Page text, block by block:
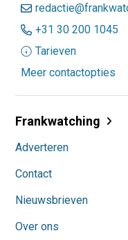
+31 30 200 1045
Tarieven
Meer contactopties
Frankwatching
Adverteren
Contact
Nieuwsbrieven
Over ons